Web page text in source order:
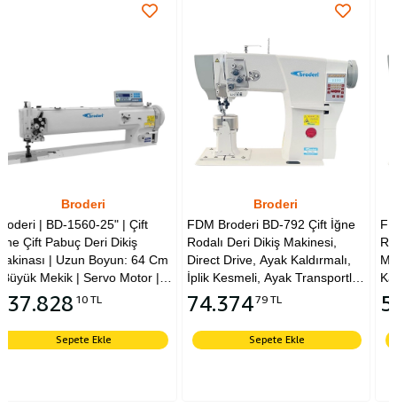
64 Cm
|
FDM Broderi BD-792 Çift İğne
Rodalı Deri Dikiş Makinesi,
Direct Drive, Ayak Kaldırmalı,
İplik Kesmeli, Ayak Transportlu,
Kafadan Motorlu, İğne
Pozisyonlu
74.374
Sepete Ekle
FDM Broderi BD-791
Rodalı Saya Deri Dikiş
Makinesi, Direct Drive,
Kaldırmalı, İplik Kesmeli,
Kaldırmalı, Kafadan
52.048
Sepete Ekle